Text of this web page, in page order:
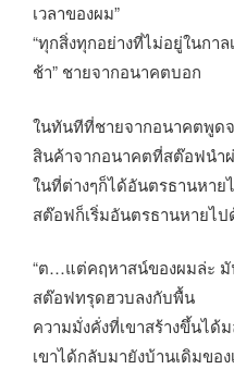
เวลาของผม”
“ทุกสิ่งทุกอย่างที่ไม่อยู่ในกา
ช้า” ชายจากอนาคตบอก
ในทันทีที่ชายจากอนาคตพูด
สินค้าจากอนาคตที่สต๊อฟนำผ่
ในที่ต่างๆก็ได้อันตรธานหาย
สต๊อฟก็เริ่มอันตรธานหายไป
“ต…แต่คฤหาสน์ของผมล่ะ มั
สต๊อฟทรุดฮวบลงกับพื้น
ความมั่งคั่งที่เขาสร้างขึ้นได้
เขาได้กลับมายังบ้านเดิมขอ